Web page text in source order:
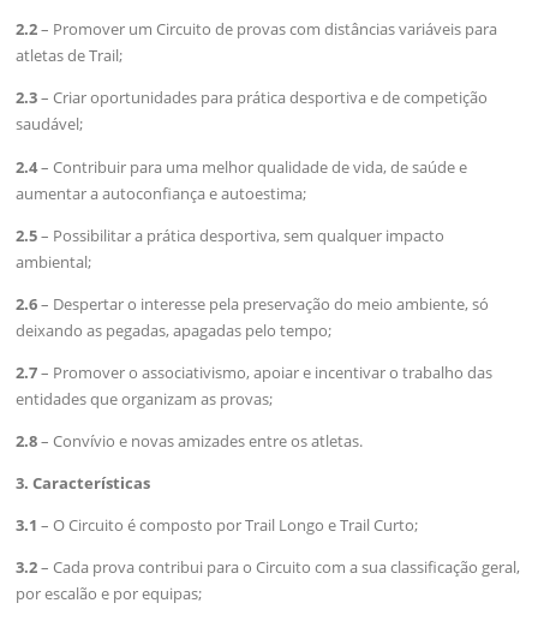
2.2– Promover um Circuito de provas com distâncias variáveis para
atletas de Trail; ​
2.3– Criar oportunidades para prática desportiva e de competição
saudável;
2.4– Contribuir para uma melhor qualidade de vida, de saúde e
aumentar a autoconfiança e autoestima;
2.5– Possibilitar a prática desportiva, sem qualquer impacto
ambiental;
2.6– Despertar o interesse pela preservação do meio ambiente, só
deixando as pegadas, apagadas pelo tempo;
2.7– Promover o associativismo, apoiar e incentivar o trabalho das
entidades que organizam as provas;
2.8– Convívio e novas amizades entre os atletas.
3. Características
3.1– O Circuito é composto por Trail Longo e Trail Curto;
3.2– Cada prova contribui para o Circuito com a sua classificação geral,
por escalão e por equipas;